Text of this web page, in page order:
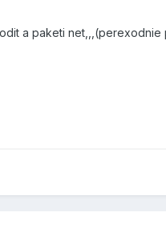
a paketi net,,,(perexodnie